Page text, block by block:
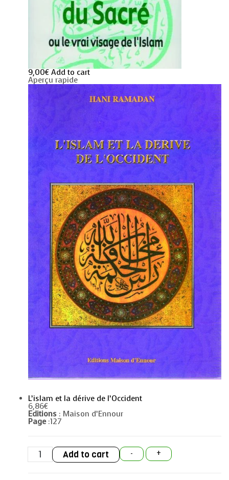
9,00€ Add to cart
Aperçu rapide
L’islam et la dérive de l’Occident
6,86€
Editions : Maison d’Ennour
Page:127
-
L’islam
la
+
Add to cart